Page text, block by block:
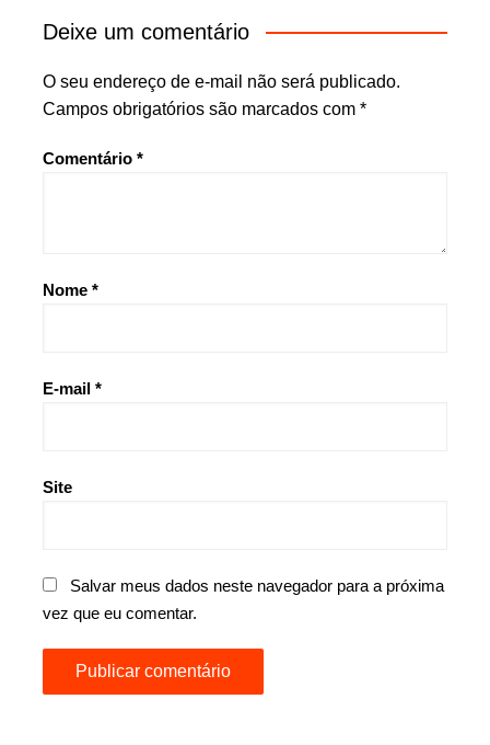
Deixe um comentário
O seu endereço de e-mail não será publicado.
Campos obrigatórios são marcados com *
Comentário *
Nome *
E-mail *
Site
Salvar meus dados neste navegador para a próxima
vez que eu comentar.